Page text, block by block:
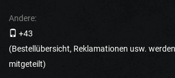
Andere:
+43
(Bestellübersicht, Reklamationen usw.
mitgeteilt)